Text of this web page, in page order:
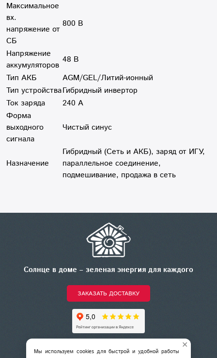
Максимальное
вх.
напряжение от
СБ
800 В
Напряжение
аккумуляторов
48 В
Тип АКБ
AGM/GEL/Литий-ионный
Тип устройстваГибридный инвертор
Ток заряда
240 А
Форма
выходного
сигнала
Чистый синус
Назначение
Гибридный (Сеть и АКБ), заряд от ИГУ,
параллельное соединение,
подмешивание, продажа в сеть
Солнце в доме – зеленая энергия для каждого
ЗАКАЗАТЬ ДОСТАВКУ
+7 (978) 775-26-93
Мы используем cookies для быстрой и удобной работы
✕